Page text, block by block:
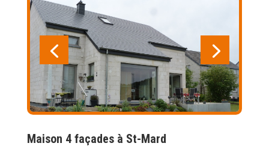
Maison 4 façades à St-Mard